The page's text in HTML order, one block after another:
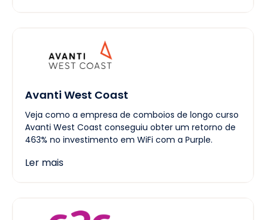
Avanti West Coast
Veja como a empresa de comboios de longo curso
Avanti West Coast conseguiu obter um retorno de
463% no investimento em WiFi com a Purple.
Ler mais